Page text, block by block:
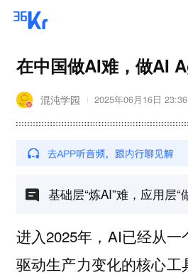
在中国做AI难，做AI
混沌学园 2025年06月16日 23:36
基础层“炼AI”难，应用层“
进入2025年，AI已经从
驱动生产力变化的核心工